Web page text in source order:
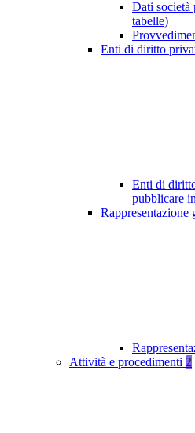
Dati società
tabelle)
Enti di diritto
Enti di
pubblicare
Rappresentazione
Attività e procedimenti 2